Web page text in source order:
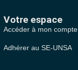
Votre espace
Accéder à mon compte
Adhérer au SE-UNSA